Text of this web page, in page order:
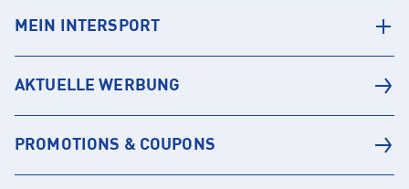
MEIN INTERSPORT
AKTUELLE WERBUNG
PROMOTIONS & COUPONS